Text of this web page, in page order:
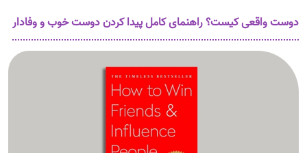
دوست واقعی کیست؟ راهنمای کامل پیدا کردن دوست خوب و وفادار